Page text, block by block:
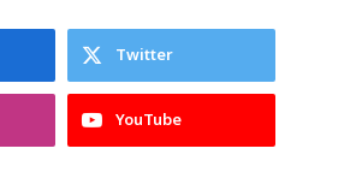
Twitter
YouTube